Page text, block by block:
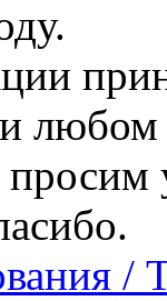
просим
/